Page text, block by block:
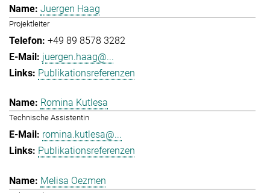
Juergen Haag
Projektleiter
+49 89 8578 3282
juergen.haag@...
Publikationsreferenzen
Romina Kutlesa
Technische Assistentin
romina.kutlesa@...
Publikationsreferenzen
Melisa Oezmen